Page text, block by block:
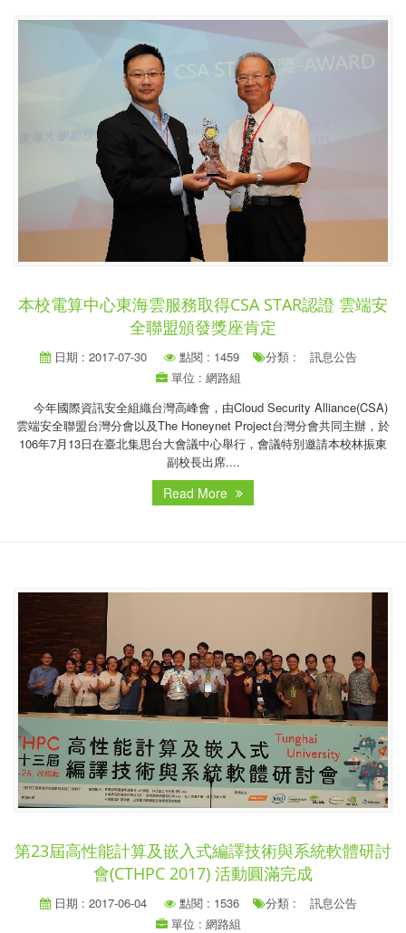
本校電算中心東海雲服務取得CSA STAR認證 雲端安
全聯盟頒發獎座肯定
日期 : 2017-07-30 點閱 : 1459 分類 :
訊息公告
單位 : 網路組
今年國際資訊安全組織台灣高峰會，由Cloud Security Alliance(CSA)
雲端安全聯盟台灣分會以及The Honeynet Project台灣分會共同主辦，於
106年7月13日在臺北集思台大會議中心舉行，會議特別邀請本校林振東
副校長出席....
Read More
第23屆高性能計算及嵌入式編譯技術與系統軟體研討
會(CTHPC 2017) 活動圓滿完成
日期 : 2017-06-04 點閱 : 1536 分類 :
訊息公告
單位 : 網路組